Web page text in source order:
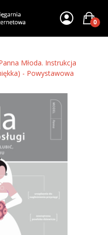
0
Młoda. Instrukcja
- Powystawowa